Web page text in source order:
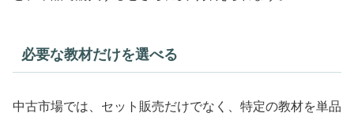
必要な教材だけを選べる
中古市場では、セット販売だけでなく、特定の教材を単品